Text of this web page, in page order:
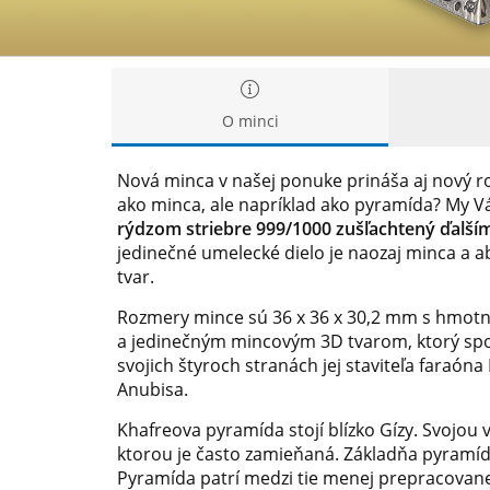
O minci
Nová minca v našej ponuke prináša aj nový
ako minca, ale napríklad ako pyramída? My
rýdzom striebre 999/1000 zušľachtený
jedinečné umelecké dielo je naozaj minca a
tvar.
Rozmery mince sú 36 x 36 x 30,2 mm s
a jedinečným mincovým 3D tvarom, ktorý
svojich štyroch stranách jej staviteľa faraóna
Anubisa.
Khafreova pyramída stojí blízko Gízy.
ktorou je často zamieňaná. Základňa
Pyramída patrí medzi tie menej